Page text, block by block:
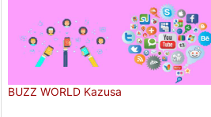
BUZZ WORLD Kazusa